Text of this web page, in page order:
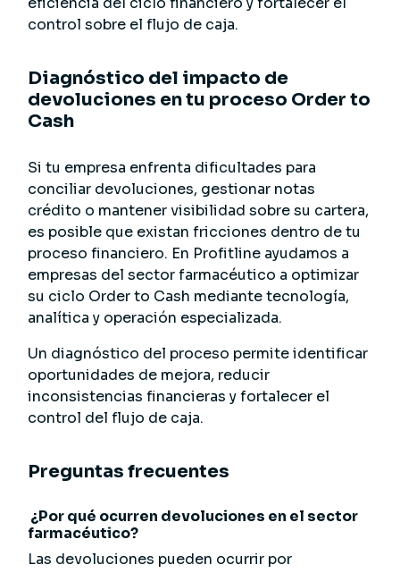
control sobre el flujo de caja.
Diagnóstico del impacto de
devoluciones en tu proceso Order to
Cash
Si tu empresa enfrenta dificultades para
conciliar devoluciones, gestionar notas
crédito o mantener visibilidad sobre su cartera,
es posible que existan fricciones dentro de tu
proceso financiero. En Profitline ayudamos a
empresas del sector farmacéutico a optimizar
su ciclo Order to Cash mediante tecnología,
analítica y operación especializada.
Un diagnóstico del proceso permite identificar
oportunidades de mejora, reducir
inconsistencias financieras y fortalecer el
control del flujo de caja.
Preguntas frecuentes
¿Por qué ocurren devoluciones en el sector
farmacéutico?
Las devoluciones pueden ocurrir por